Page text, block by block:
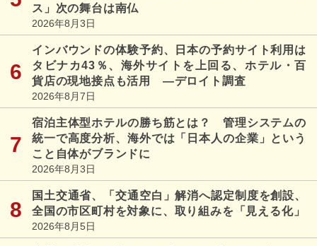
ス」次の舞台は南仏
2026年8月3日
インバウンドの体験予約、日本の予約サイト利用は
タビナカ43％、海外サイトを上回る、ホテル・百
貨店の現地接点も活用 ―デロイト調査
2026年8月7日
宿泊主体型ホテルの勝ち筋とは？ 管理システムの
統一で高度分析、海外では「日本人の企業」という
こと自体がブランドに
2026年8月3日
国土交通省、「交通空白」解消へ認定制度を創設、
全国の市区町村を対象に、取り組みを「見える化」
2026年8月5日